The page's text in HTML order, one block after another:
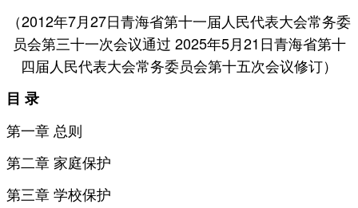
（2012年7月27日青海省第十一届人民代表大会常务委
员会第三十一次会议通过 2025年5月21日青海省第十
四届人民代表大会常务委员会第十五次会议修订）
目 录
第一章 总则
第二章 家庭保护
第三章 学校保护